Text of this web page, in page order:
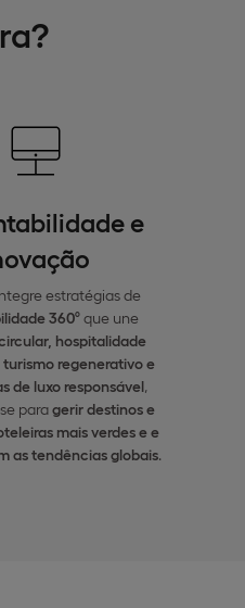
e
estratégias de
360ºque une
hospitalidade
regenerativo e
de luxo responsável,
paragerir destinos e
mais verdes e e
as tendências globais.